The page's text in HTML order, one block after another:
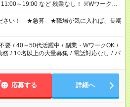
19:00 など 残業なし！ ※Wワークの
合わせ週40時間超の就業はご案内できませ
週20時間以上勤務は社会保険への加入対象
遣法（日雇い派遣の原則禁止）により、
業はご案内が難しい場合があります
さい！ ★急募 ★職場が気に入れば、長期
要 / 40～50代活躍中 / 副業・WワークOK /
務 / 10名以上の大量募集 / 電話対応なし / パ
応募する 詳細へ